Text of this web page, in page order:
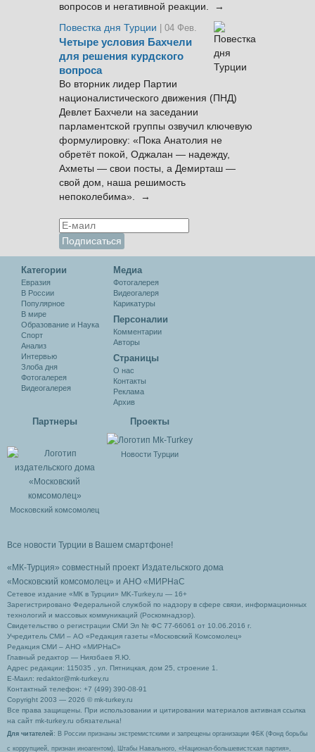
вопросов и негативной реакции. →
Повестка дня Турции
| 04 Фев.
Четыре условия Бахчели
для решения курдского
вопроса
Во вторник лидер Партии
националистического движения (ПНД)
Девлет Бахчели на заседании
парламентской группы озвучил ключевую
формулировку: «Пока Анатолия не
обретёт покой, Оджалан — надежду,
Ахметы — свои посты, а Демирташ —
свой дом, наша решимость
непоколебима». →
Категории
Евразия
В России
Популярное
В мире
Образование и Наука
Спорт
Анализ
Интервью
Злоба дня
Фотогалерея
Видеогалерея
Медиа
Фотогалерея
Видеогалеря
Карикатуры
Персоналии
Комментарии
Авторы
Cтраницы
О нас
Контакты
Реклама
Архив
Партнеры
Московский комсомолец
Проекты
Новости Турции
Все новости Турции в Вашем смартфоне!
«МК-Турция» совместный проект Издательского дома
«Московский комсомолец» и АНО «МИРНаС
Сетевое издание «МК в Турции» MK-Turkey.ru — 16+
Зарегистрировано Федеральной службой по надзору в сфере связи, информационных
технологий и массовых коммуникаций (Роскомнадзор).
Свидетельство о регистрации СМИ Эл № ФС 77-66061 от 10.06.2016 г.
Учредитель СМИ – АО «Редакция газеты «Московский Комсомолец»
Редакция СМИ – АНО «МИРНаС»
Главный редактор — Ниязбаев Я.Ю.
Адрес редакции: 115035 , ул. Пятницкая, дом 25, строение 1.
Е-Маил: redaktor@mk-turkey.ru
Контактный телефон: +7 (499) 390-08-91
Copyright 2003 — 2026 © mk-turkey.ru
Все права защищены. При использовании и цитировании материалов активная ссылка
на сайт mk-turkey.ru обязательна!
Для читателей : В России признаны экстремистскими и запрещены организации ФБК (Фонд борьбы
с коррупцией, признан иноагентом), Штабы Навального, «Национал-большевистская партия»,